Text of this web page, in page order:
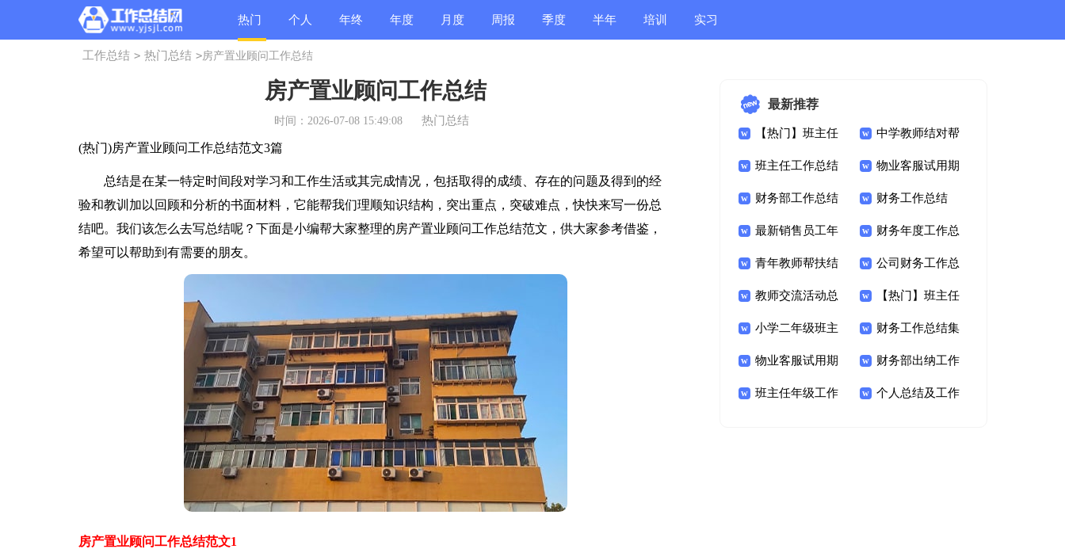
热门
总结
个人
总结
年终 年度 月度 周报 季度 半年 培训 实习
工作总结 > 热门总结 >房产置业顾问工作总结
房产置业顾问工作总结
时间：2026-07-08 15:49:08 热门总结
(热门)房产置业顾问工作总结范文3篇
总结是在某一特定时间段对学习和工作生活或其完成情况，包括取得的成绩、存在的问题及得到的经
验和教训加以回顾和分析的书面材料，它能帮我们理顺知识结构，突出重点，突破难点，快快来写一份总
结吧。我们该怎么去写总结呢？下面是小编帮大家整理的房产置业顾问工作总结范文，供大家参考借鉴，
希望可以帮助到有需要的朋友。
房产置业顾问工作总结范文1
最新推荐
【热门】班主任
年级工作总结模板汇
总十篇
中学教师结对帮
扶工作总结
班主任工作总结
【必备15篇】
物业客服试用期
工作总结(集合15篇)
财务部工作总结
13篇
财务工作总结
【推荐】
最新销售员工年
终总结
财务年度工作总
结优秀
青年教师帮扶结
对工作总结范文
公司财务工作总
结15篇
教师交流活动总
结
【热门】班主任
学期工作总结模板五
篇
小学二年级班主
任工作总结[通用15
篇]
财务工作总结集
锦15篇
物业客服试用期
工作总结精选15篇
财务部出纳工作
总结14篇
班主任年级工作 个人总结及工作